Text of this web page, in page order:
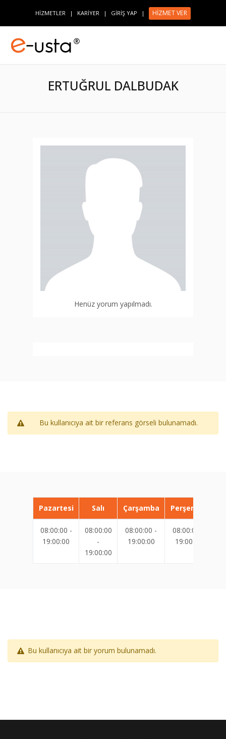
HİZMETLER | KARİYER | GİRİŞ YAP | HİZMET VER
ERTUĞRUL DALBUDAK
Henüz yorum yapılmadı.
Bu kullanıcıya ait bir referans görseli bulunamadı.
Pazartesi Salı Çarşamba Perşembe
08:00:00 -
19:00:00
08:00:00
-
19:00:00
08:00:00 -
19:00:00
08:00:00 -
19:00:00
Bu kullanıcıya ait bir yorum bulunamadı.